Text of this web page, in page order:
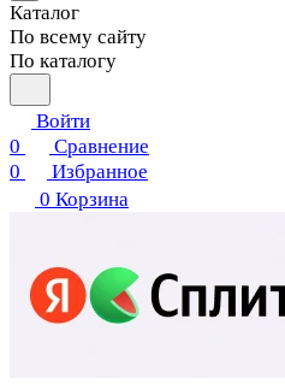
Каталог
По всему сайту
По каталогу
Войти
0
Сравнение
0
Избранное
0 Корзина